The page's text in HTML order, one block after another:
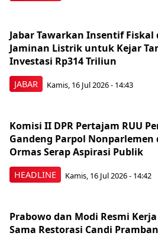
JABAR
Jabar Tawarkan Insentif Fiskal
Jaminan Listrik untuk Kejar
Investasi Rp314 Triliun
Kamis, 16 Jul 2026 - 14:43
HEADLINE
Komisi II DPR Pertajam RUU
Gandeng Parpol Nonparlemen
Ormas Serap Aspirasi Publik
Kamis, 16 Jul 2026 - 14:42
Prabowo dan Modi Resmi Kerja
Sama Restorasi Candi